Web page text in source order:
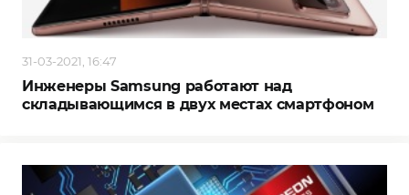
31-03-2021, 16:47
Инженеры Samsung работают над
складывающимся в двух местах смартфоном